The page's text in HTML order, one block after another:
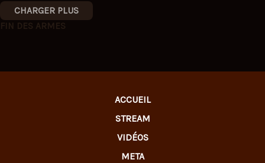
CHARGER PLUS
FIN DES ARMES
ACCUEIL
STREAM
VIDÉOS
META